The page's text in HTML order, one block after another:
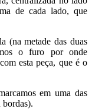
de cada lado, que
(na metade das duas
o furo por onde
esta peça, que é o
em uma das
bordas).